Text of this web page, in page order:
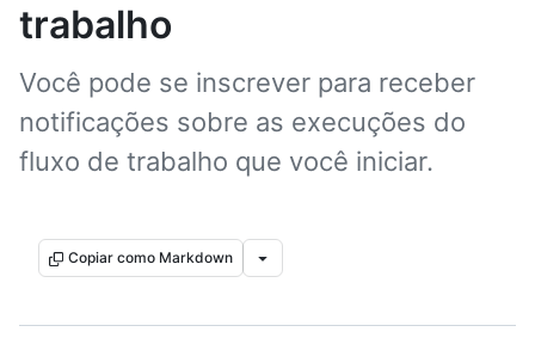
trabalho
Você pode se inscrever para receber
notificações sobre as execuções do
fluxo de trabalho que você iniciar.
Copiar como Markdown